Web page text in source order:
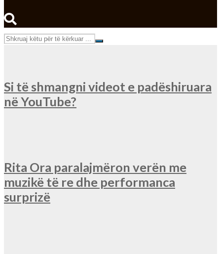
Si të shmangni videot e padëshiruara
në YouTube?
Rita Ora paralajmëron verën me
muzikë të re dhe performanca
surprizë